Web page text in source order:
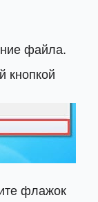
файла.
кнопкой
флажок